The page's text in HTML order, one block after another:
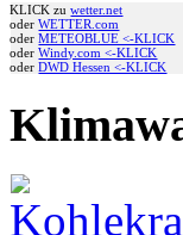
KLICK zuwetter.net
oderWETTER.com
oderMETEOBLUE <-KLICK
oderWindy.com <-KLICK
oderDWD Hessen <-KLICK